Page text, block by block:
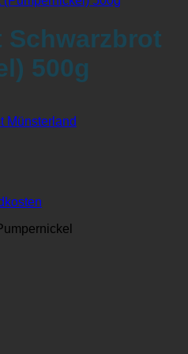
Schwarzbrot
500g